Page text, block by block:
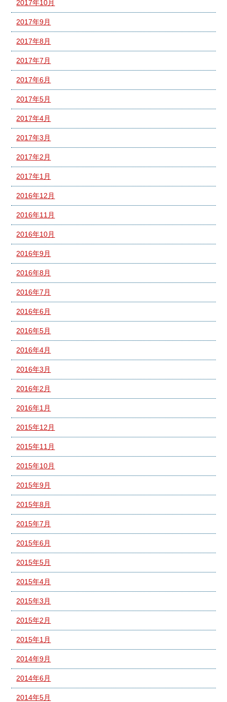
2017年10月
2017年9月
2017年8月
2017年7月
2017年6月
2017年5月
2017年4月
2017年3月
2017年2月
2017年1月
2016年12月
2016年11月
2016年10月
2016年9月
2016年8月
2016年7月
2016年6月
2016年5月
2016年4月
2016年3月
2016年2月
2016年1月
2015年12月
2015年11月
2015年10月
2015年9月
2015年8月
2015年7月
2015年6月
2015年5月
2015年4月
2015年3月
2015年2月
2015年1月
2014年9月
2014年6月
2014年5月